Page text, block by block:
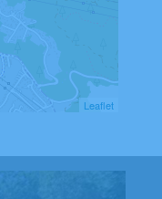
Leaflet